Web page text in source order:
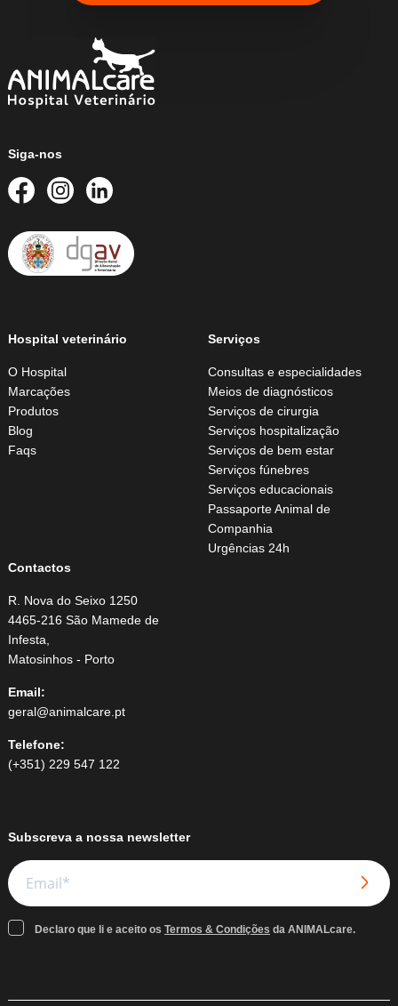
Siga-nos
Hospital veterinário
O Hospital
Marcações
Produtos
Blog
Faqs
Serviços
Consultas e especialidades
Meios de diagnósticos
Serviços de cirurgia
Serviços hospitalização
Serviços de bem estar
Serviços fúnebres
Serviços educacionais
Passaporte Animal de
Companhia
Urgências 24h
Contactos
R. Nova do Seixo 1250
4465-216 São Mamede de
Infesta,
Matosinhos - Porto
Email:
geral@animalcare.pt
Telefone:
(+351) 229 547 122
Subscreva a nossa newsletter
Declaro que li e aceito os Termos & Condições da ANIMALcare.